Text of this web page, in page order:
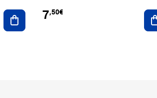
Ajouter au panier
7,50€